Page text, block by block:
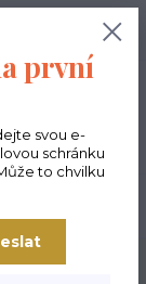
0,00 Kč
první
svou e-
schránku
to chvilku